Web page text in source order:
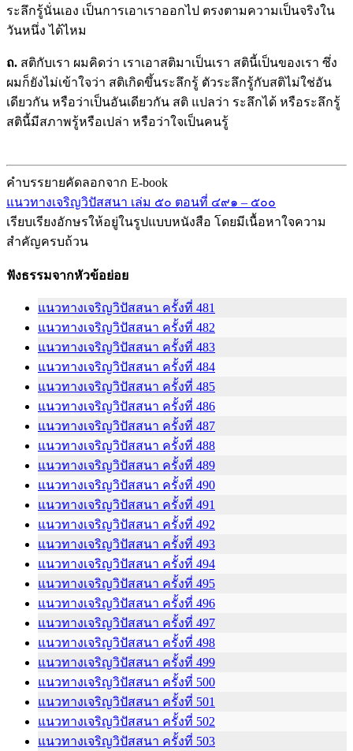
ระลึกรู้นั่นเอง เป็นการเอาเราออกไป ตรงตามความเป็นจริงใน
วันหนึ่ง ได้ไหม
ถ. สติกับเรา ผมคิดว่า เราเอาสติมาเป็นเรา สตินี้เป็นของเรา ซึ่ง
ผมก็ยังไม่เข้าใจว่า สติเกิดขึ้นระลึกรู้ ตัวระลึกรู้กับสติไม่ใช่อัน
เดียวกัน หรือว่าเป็นอันเดียวกัน สติ แปลว่า ระลึกได้ หรือระลึกรู้
สตินี้มีสภาพรู้หรือเปล่า หรือว่าใจเป็นคนรู้
คำบรรยายคัดลอกจาก E-book
แนวทางเจริญวิปัสสนา เล่ม ๕๐ ตอนที่ ๔๙๑ – ๕๐๐
เรียบเรียงอักษรให้อยู่ในรูปแบบหนังสือ โดยมีเนื้อหาใจความ
สำคัญครบถ้วน
ฟังธรรมจากหัวข้อย่อย
แนวทางเจริญวิปัสสนา ครั้งที่ 481
แนวทางเจริญวิปัสสนา ครั้งที่ 482
แนวทางเจริญวิปัสสนา ครั้งที่ 483
แนวทางเจริญวิปัสสนา ครั้งที่ 484
แนวทางเจริญวิปัสสนา ครั้งที่ 485
แนวทางเจริญวิปัสสนา ครั้งที่ 486
แนวทางเจริญวิปัสสนา ครั้งที่ 487
แนวทางเจริญวิปัสสนา ครั้งที่ 488
แนวทางเจริญวิปัสสนา ครั้งที่ 489
แนวทางเจริญวิปัสสนา ครั้งที่ 490
แนวทางเจริญวิปัสสนา ครั้งที่ 491
แนวทางเจริญวิปัสสนา ครั้งที่ 492
แนวทางเจริญวิปัสสนา ครั้งที่ 493
แนวทางเจริญวิปัสสนา ครั้งที่ 494
แนวทางเจริญวิปัสสนา ครั้งที่ 495
แนวทางเจริญวิปัสสนา ครั้งที่ 496
แนวทางเจริญวิปัสสนา ครั้งที่ 497
แนวทางเจริญวิปัสสนา ครั้งที่ 498
แนวทางเจริญวิปัสสนา ครั้งที่ 499
แนวทางเจริญวิปัสสนา ครั้งที่ 500
แนวทางเจริญวิปัสสนา ครั้งที่ 501
แนวทางเจริญวิปัสสนา ครั้งที่ 502
แนวทางเจริญวิปัสสนา ครั้งที่ 503